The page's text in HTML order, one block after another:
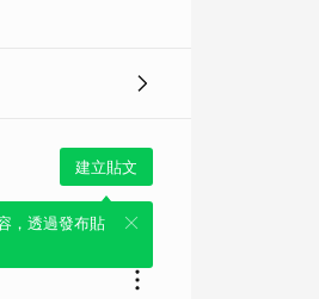
建立貼文
，透過發布貼